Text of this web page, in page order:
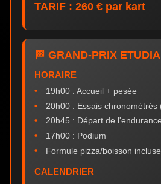
TARIF : 260 € par kart
🏁 GRAND-PRIX
HORAIRE
19h00 : Accueil + pesée
20h00 : Essais chronométrés
20h45 : Départ de
17h00 : Podium
Formule pizza/boisson incluse
CALENDRIER